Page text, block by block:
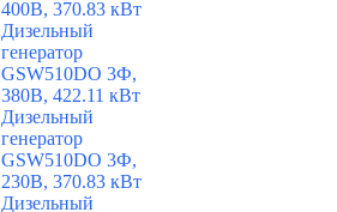
400В, 370.83 кВт
Дизельный
генератор
GSW510DO 3Ф,
380В, 422.11 кВт
Дизельный
генератор
GSW510DO 3Ф,
230В, 370.83 кВт
Дизельный